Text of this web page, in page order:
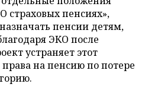
страховых пенсиях»,
пенсии детям,
ЭКО после
устраняет этот
на пенсию по потере